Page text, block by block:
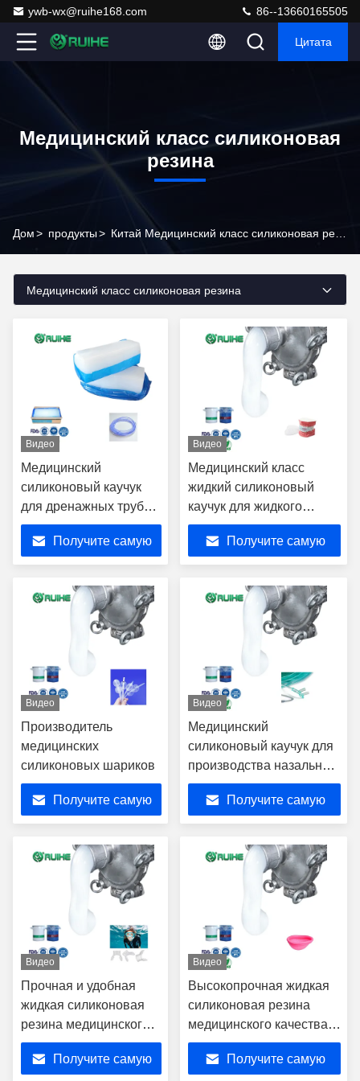
ywb-wx@ruihe168.com 86--13660165505
Цитата
Медицинский класс силиконовая
резина
Дом> продукты>
Медицинский класс силиконовая резина
Видео
Медицинский
силиконовый каучук
для дренажных трубок
с отличными
экструзионными
характеристиками
Получите самую
Видео
Медицинский класс
жидкий силиконовый
каучук для жидкого
силиконового защитника
рта Производитель с
высоким комфортом и
долговечностью
Получите самую
Видео
Производитель
медицинских
силиконовых шариков
Получите самую
Видео
Медицинский
силиконовый каучук для
производства назальных
кислородных трубок с
высокой
биосовместимостью
Получите самую
Видео
Прочная и удобная
жидкая силиконовая
резина медицинского
качества для дайвинга
Получите самую
Видео
Высокопрочная жидкая
силиконовая резина
медицинского качества
для менструальных
чашек и дисков
Получите самую